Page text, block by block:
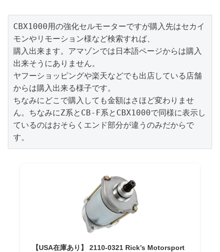
CBX1000用の強化セルモーターですが購入先はセカイ
モンやリモーション様など検索すれば、
購入出来ます。アマゾンでは日本語ページからは購入
出来そうにありません。
ヤフーショッピングや楽天などでも出店している店舗
からは購入出来る様子です。
ちなみにどこで購入しても金額はさほど変わりませ
ん。ちなみにZ系とCB-F系とCBX1000で同様に表示し
ているのはおそらくエンド部分が違うのみだからで
す。
【USA在庫あり】 2110-0321 Rick’s Motorsport